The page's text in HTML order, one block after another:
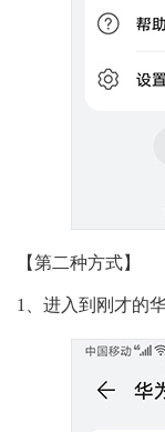
【第二种方式】
1、进入到刚才的